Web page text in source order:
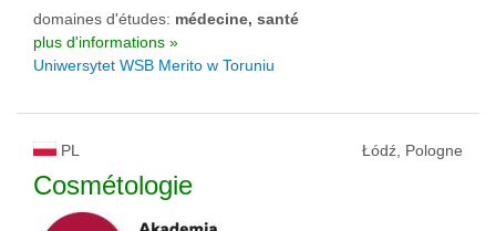
domaines d'études: médecine, santé
plus d'informations »
Uniwersytet WSB Merito w Toruniu
PL Łódź, Pologne
Cosmétologie